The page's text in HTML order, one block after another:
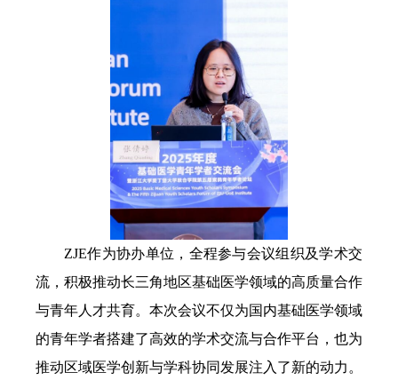
ZJE作为协办单位，全程参与会议组织及学术交
流，积极推动长三角地区基础医学领域的高质量合作
与青年人才共育。本次会议不仅为国内基础医学领域
的青年学者搭建了高效的学术交流与合作平台，也为
推动区域医学创新与学科协同发展注入了新的动力。